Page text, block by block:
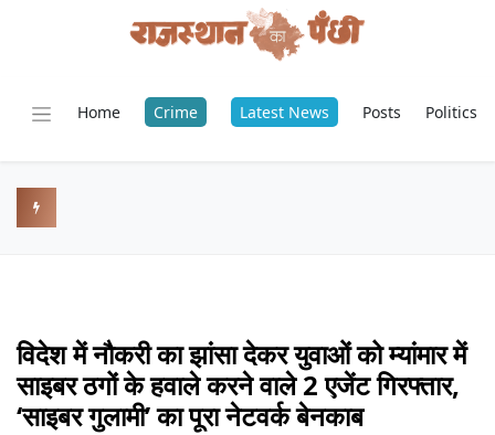
Home Crime Latest News Posts Politics
विदेश में नौकरी का झांसा देकर युवाओं को म्यांमार में
साइबर ठगों के हवाले करने वाले 2 एजेंट गिरफ्तार,
‘साइबर गुलामी’ का पूरा नेटवर्क बेनकाब